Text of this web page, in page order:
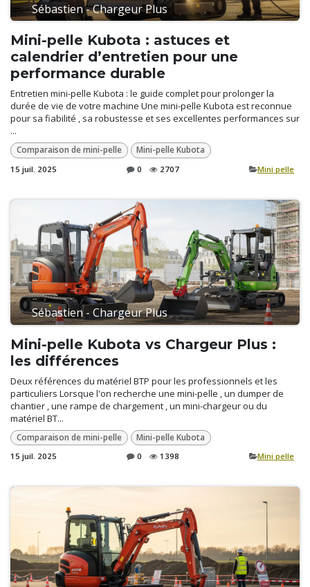
Sébastien - Chargeur Plus
Mini-pelle Kubota : astuces et
calendrier d’entretien pour une
performance durable
Entretien mini-pelle Kubota : le guide complet pour prolonger la
durée de vie de votre machine Une mini-pelle Kubota est reconnue
pour sa fiabilité , sa robustesse et ses excellentes performances sur
...
Comparaison de mini-pelle Mini-pelle Kubota
15 juil. 2025 0 2707 ​Mini pelle
Sébastien - Chargeur Plus
Mini-pelle Kubota vs Chargeur Plus :
les différences
Deux références du matériel BTP pour les professionnels et les
particuliers Lorsque l'on recherche une mini-pelle , un dumper de
chantier , une rampe de chargement , un mini-chargeur ou du
matériel BT...
Comparaison de mini-pelle Mini-pelle Kubota
15 juil. 2025 0 1398 ​Mini pelle